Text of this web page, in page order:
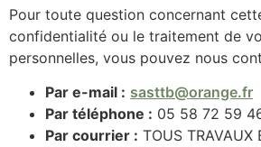
Pour toute question concernant
confidentialité ou le traitement de
personnelles, vous pouvez nous
Par e-mail : sasttb@orange.fr
Par téléphone : 05 58 72 59
Par courrier : TOUS TRAVAUX